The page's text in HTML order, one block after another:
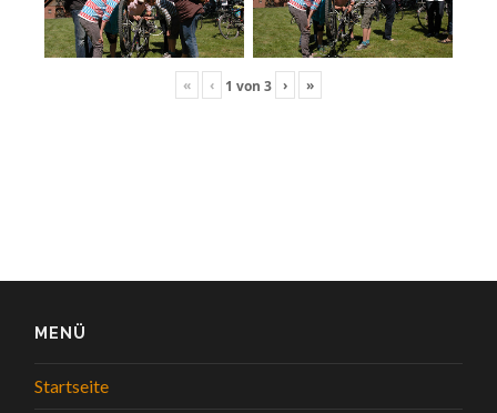
« ‹ 1 von 3 › »
MENÜ
Startseite